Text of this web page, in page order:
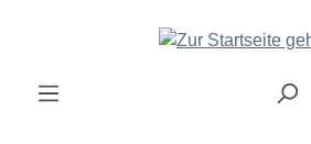
Zum Hauptinhalt springen